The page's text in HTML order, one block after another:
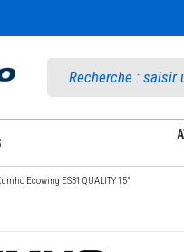
Ecowing ES31 QUALITY 15"